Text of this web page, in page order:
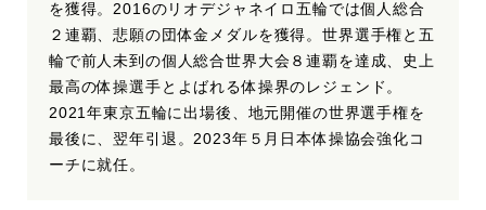
を獲得。2016のリオデジャネイロ五輪では個人総合
２連覇、悲願の団体金メダルを獲得。世界選手権と五
輪で前人未到の個人総合世界大会８連覇を達成、史上
最高の体操選手とよばれる体操界のレジェンド。
2021年東京五輪に出場後、地元開催の世界選手権を
最後に、翌年引退。2023年５月日本体操協会強化コ
ーチに就任。